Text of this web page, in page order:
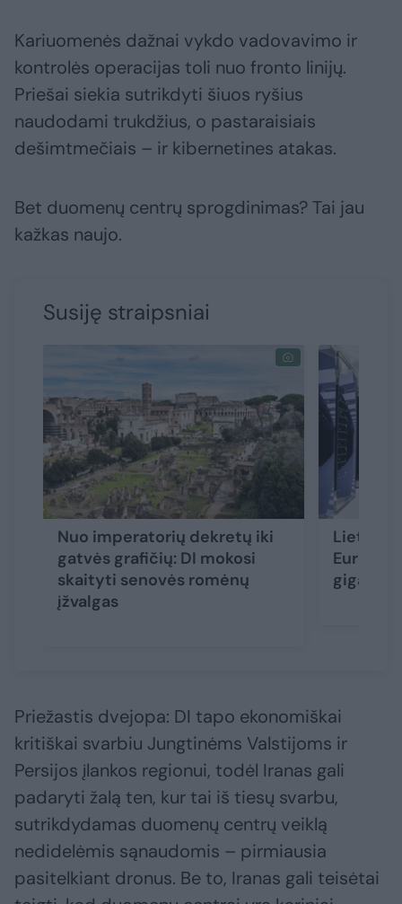
Kariuomenės dažnai vykdo vadovavimo ir
kontrolės operacijas toli nuo fronto linijų.
Priešai siekia sutrikdyti šiuos ryšius
naudodami trukdžius, o pastaraisiais
dešimtmečiais – ir kibernetines atakas.
Bet duomenų centrų sprogdinimas? Tai jau
kažkas naujo.
Susiję straipsniai
Nuo imperatorių dekretų iki
gatvės grafičių: DI mokosi
skaityti senovės romėnų
įžvalgas
Lietuva
Priežastis dvejopa: DI tapo ekonomiškai
kritiškai svarbiu Jungtinėms Valstijoms ir
Persijos įlankos regionui, todėl Iranas gali
padaryti žalą ten, kur tai iš tiesų svarbu,
sutrikdydamas duomenų centrų veiklą
nedidelėmis sąnaudomis – pirmiausia
pasitelkiant dronus. Be to, Iranas gali teisėtai